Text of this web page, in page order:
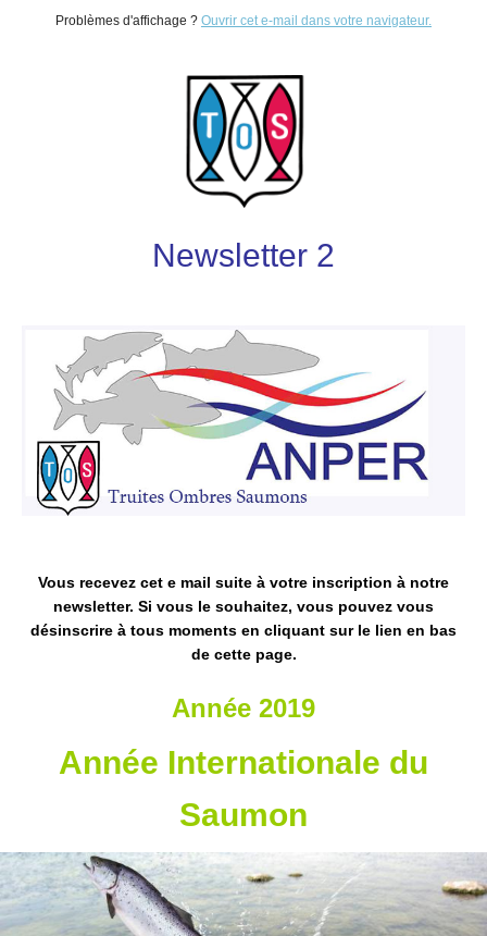
Problèmes d'affichage ? Ouvrir cet e-mail dans votre navigateur.
Newsletter 2
Vous recevez cet e mail suite à votre inscription à notre
newsletter. Si vous le souhaitez, vous pouvez vous
désinscrire à tous moments en cliquant sur le lien en bas
de cette page.
Année 2019
Année Internationale du
Saumon